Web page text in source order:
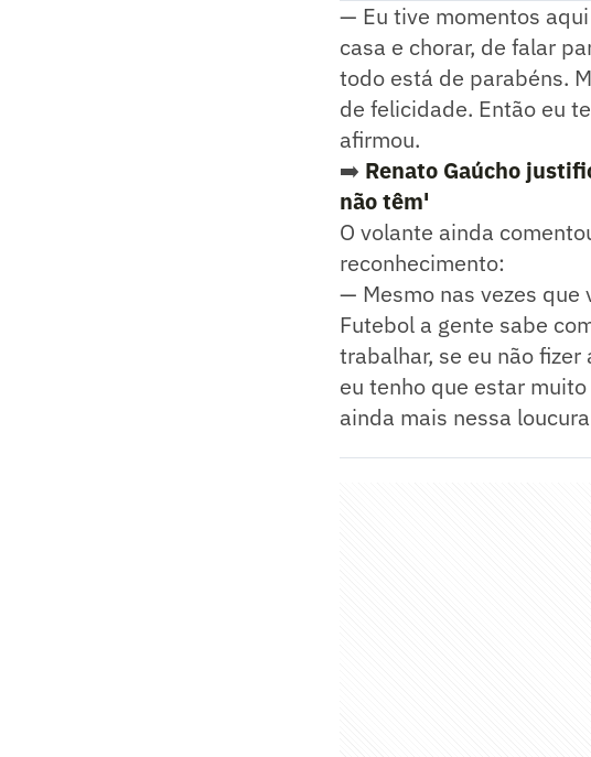
— Eu tive momentos
casa e chorar, de falar
todo está de parabéns.
de felicidade. Então eu
afirmou.
➡️ Renato Gaúcho
não têm'
O volante ainda
reconhecimento:
— Mesmo nas vezes que
Futebol a gente sabe
trabalhar, se eu não
eu tenho que estar
ainda mais nessa